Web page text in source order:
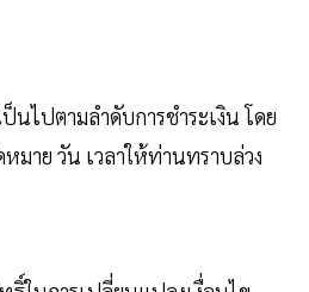
นไปตามลำดับการชำระเงิน โดย
มาย วัน เวลาให้ท่านทราบล่วง